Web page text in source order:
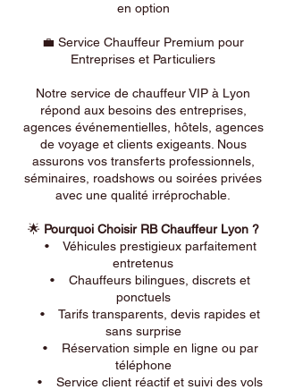
en option
💼 Service Chauffeur Premium pour
Entreprises et Particuliers
Notre service de chauffeur VIP à Lyon
répond aux besoins des entreprises,
agences événementielles, hôtels, agences
de voyage et clients exigeants. Nous
assurons vos transferts professionnels,
séminaires, roadshows ou soirées privées
avec une qualité irréprochable.
🌟 Pourquoi Choisir RB Chauffeur Lyon ?
• Véhicules prestigieux parfaitement
entretenus
• Chauffeurs bilingues, discrets et
ponctuels
• Tarifs transparents, devis rapides et
sans surprise
• Réservation simple en ligne ou par
téléphone
• Service client réactif et suivi des vols